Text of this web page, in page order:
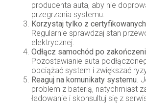
producenta auta, aby nie
przegrzania systemu.
Korzystaj tylko z
Regularnie sprawdzaj stan
elektrycznej.
Odłącz samochód po
Pozostawianie auta
obciążać system i zwiększać
Reaguj na komunikaty systemu.
problem z baterią, natychmiast
ładowanie i skonsultuj się z